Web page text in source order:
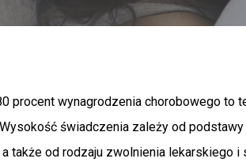
procent wynagrodzenia chorobowego to
świadczenia zależy od
także od rodzaju zwolnienia lekarskiego i